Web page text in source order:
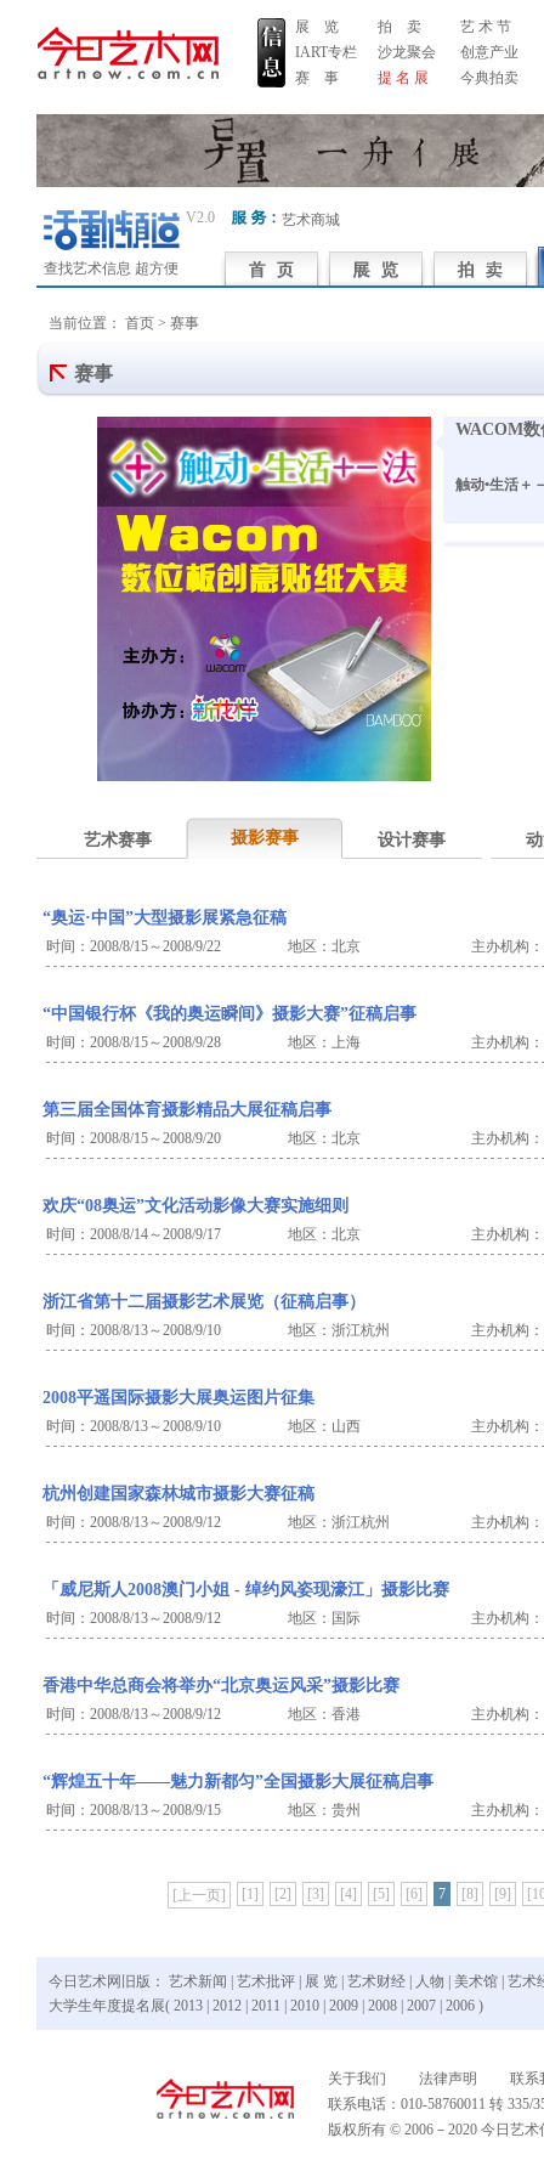
展 览
IART专栏
赛 事
拍 卖
沙龙聚会
提 名 展
艺 术 节
创意产业
今典拍卖
查找艺术信息 超方便
V2.0 艺术商城
当前位置： 首页 > 赛事
赛事
WACOM
触动•生活＋
艺术赛事 摄影赛事 设计赛事
“奥运·中国”大型摄影展紧急征稿
时间：2008/8/15～2008/9/22 地区：北京 主办机构
“中国银行杯《我的奥运瞬间》摄影大赛”征稿启事
时间：2008/8/15～2008/9/28 地区：上海 主办机构：
第三届全国体育摄影精品大展征稿启事
时间：2008/8/15～2008/9/20 地区：北京 主办机构
欢庆“08奥运”文化活动影像大赛实施细则
时间：2008/8/14～2008/9/17 地区：北京 主办机构：
浙江省第十二届摄影艺术展览（征稿启事）
时间：2008/8/13～2008/9/10 地区：浙江杭州 主办机构
2008平遥国际摄影大展奥运图片征集
时间：2008/8/13～2008/9/10 地区：山西 主办机构：
杭州创建国家森林城市摄影大赛征稿
时间：2008/8/13～2008/9/12 地区：浙江杭州 主办机构：
「威尼斯人2008澳门小姐 - 绰约风姿现濠江」摄影比赛
时间：2008/8/13～2008/9/12 地区：国际 主办机构：
香港中华总商会将举办“北京奥运风采”摄影比赛
时间：2008/8/13～2008/9/12 地区：香港 主办机构
“辉煌五十年——魅力新都匀”全国摄影大展征稿启事
时间：2008/8/13～2008/9/15 地区：贵州 主办机构
[上一页] [1] [2] [3] [4] [5] [6] 7 [8] [9]
今日艺术网旧版： 艺术新闻 艺术批评 展 览 艺术财经 人物 美术馆 艺术
大学生年度提名展( 2013 2012 2011 2010 2009 2008 2007 2006 )
关于我们 法律声明
联系
联系电话：010-58760011 转
版权所有 © 2006－2020 今日艺